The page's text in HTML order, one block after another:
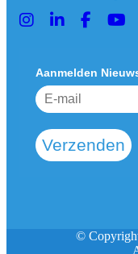
Aanmelden
Verzenden
©